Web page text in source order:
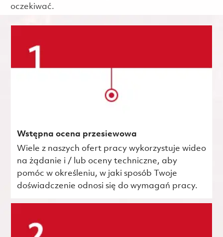
oczekiwać.
Wstępna ocena przesiewowa
Wiele z naszych ofert pracy wykorzystuje wideo
na żądanie i / lub oceny techniczne, aby
pomóc w określeniu, w jaki sposób Twoje
doświadczenie odnosi się do wymagań pracy.